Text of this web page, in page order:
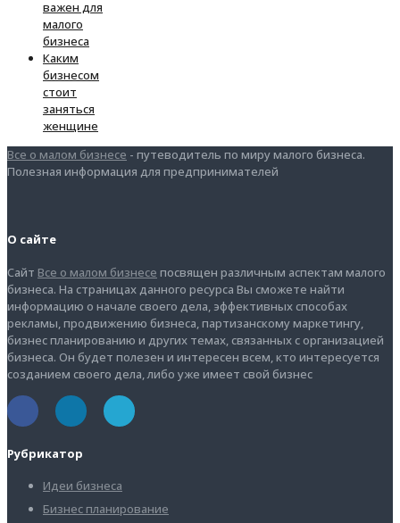
важен для
малого
бизнеса
Каким
бизнесом
стоит
заняться
женщине
Все о малом бизнесе - путеводитель по миру малого бизнеса.
Полезная информация для предпринимателей
О сайте
Сайт Все о малом бизнесе посвящен различным аспектам малого
бизнеса. На страницах данного ресурса Вы сможете найти
информацию о начале своего дела, эффективных способах
рекламы, продвижению бизнеса, партизанскому маркетингу,
бизнес планированию и других темах, связанных с организацией
бизнеса. Он будет полезен и интересен всем, кто интересуется
созданием своего дела, либо уже имеет свой бизнес
Рубрикатор
Идеи бизнеса
Бизнес планирование